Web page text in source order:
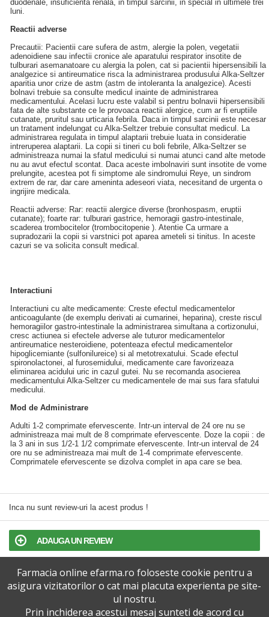
duodenale, insuficienta renala, in timpul sarcinii, in special in ultimele trei
luni.
Reactii adverse
Precautii: Pacientii care sufera de astm, alergie la polen, vegetatii
adenoidiene sau infectii cronice ale aparatului respirator insotite de
tulburari asemanatoare cu alergia la polen, cat si pacientii hipersensibili la
analgezice si antireumatice risca la administrarea produsului Alka-Seltzer
aparitia unor crize de astm (astm de intoleranta la analgezice). Acesti
bolnavi trebuie sa consulte medicul inainte de administrarea
medicamentului. Acelasi lucru este valabil si pentru bolnavii hipersensibili
fata de alte substante ce le provoaca reactii alergice, cum ar fi eruptiile
cutanate, pruritul sau urticaria febrila. Daca in timpul sarcinii este necesar
un tratament indelungat cu Alka-Seltzer trebuie consultat medicul. La
administrarea regulata in timpul alaptarii trebuie luata in consideratie
intreruperea alaptarii. La copii si tineri cu boli febrile, Alka-Seltzer se
administreaza numai la sfatul medicului si numai atunci cand alte metode
nu au avut efectul scontat. Daca aceste imbolnaviri sunt insotite de vome
prelungite, acestea pot fi simptome ale sindromului Reye, un sindrom
extrem de rar, dar care ameninta adeseori viata, necesitand de urgenta o
ingrijire medicala.
Reactii adverse: Rar: reactii alergice diverse (bronhospasm, eruptii
cutanate); foarte rar: tulburari gastrice, hemoragii gastro-intestinale,
scaderea trombocitelor (trombocitopenie ). Atentie Ca urmare a
supradozarii la copii si varstnici pot aparea ameteli si tinitus. In aceste
cazuri se va solicita consult medical.
Interactiuni
Interactiuni cu alte medicamente: Creste efectul medicamentelor
anticoagulante (de exemplu derivati ai cumarinei, heparina), creste riscul
hemoragiilor gastro-intestinale la administrarea simultana a cortizonului,
cresc actiunea si efectele adverse ale tuturor medicamentelor
antireumatice nesteroidiene, potenteaza efectul medicamentelor
hipoglicemiante (sulfonilureice) si al metotrexatului. Scade efectul
spironolactonei, al furosemidului, medicamente care favorizeaza
eliminarea acidului uric in cazul gutei. Nu se recomanda asocierea
medicamentului Alka-Seltzer cu medicamentele de mai sus fara sfatului
medicului.
Mod de Administrare
Adulti 1-2 comprimate efervescente. Intr-un interval de 24 ore nu se
administreaza mai mult de 8 comprimate efervescente. Doze la copii : de
la 3 ani in sus 1/2-1 1/2 comprimate efervescente. Intr-un interval de 24
ore nu se administreaza mai mult de 1-4 comprimate efervescente.
Comprimatele efervescente se dizolva complet in apa care se bea.
Inca nu sunt review-uri la acest produs !
ADAUGA UN REVIEW
TERMENI SI CONDITII
POLITICA DE CONFIDENTIALITATE
Farmacia online efarma.ro foloseste cookie pentru a
asigura vizitatorilor o cat mai placuta experienta pe site-
ul nostru.
Prin inchiderea acestui mesaj sunteti de acord cu